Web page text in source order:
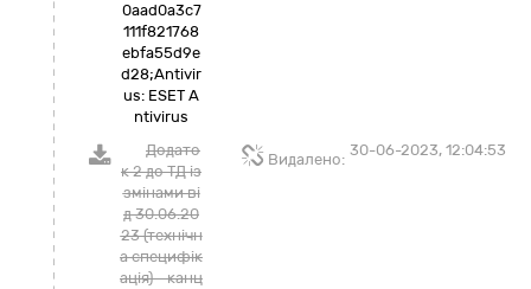
0aad0a3c7
111f821768
ebfa55d9e
d28;Antivir
us: ESET A
ntivirus
Додато
к 2 до ТД із
змінами ві
д 30.06.20
23 (технічн
а специфік
ація) - канц
Видалено:
30-06-2023, 12:04:53